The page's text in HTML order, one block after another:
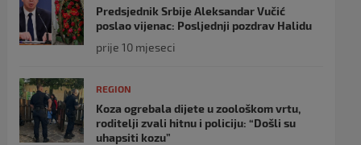
Predsjednik Srbije Aleksandar Vučić
poslao vijenac: Posljednji pozdrav Halidu
prije 10 mjeseci
REGION
Koza ogrebala dijete u zoološkom vrtu,
roditelji zvali hitnu i policiju: “Došli su
uhapsiti kozu”